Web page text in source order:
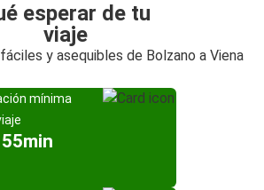
esperar de tu
viaje
y asequibles de Bolzano a Viena
mínima